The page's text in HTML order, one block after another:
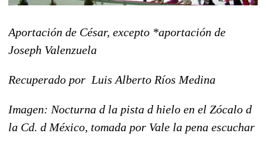
Aportación de César, excepto *aportación de
Joseph Valenzuela
Recuperado por Luis Alberto Ríos Medina
Imagen: Nocturna d la pista d hielo en el Zócalo d
la Cd. d México, tomada por Vale la pena escuchar